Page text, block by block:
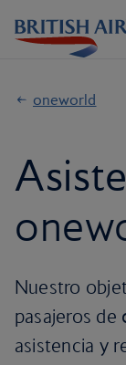
oneworld
Nuestro
pasajeros de
asistencia y